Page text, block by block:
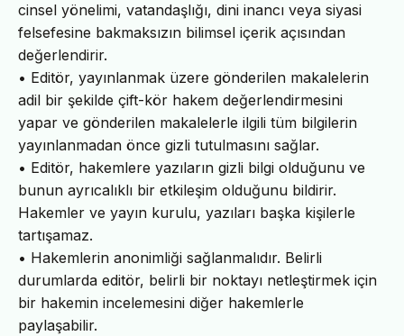
cinsel yönelimi, vatandaşlığı, dini inancı veya siyasi
felsefesine bakmaksızın bilimsel içerik açısından
değerlendirir.
• Editör, yayınlanmak üzere gönderilen makalelerin
adil bir şekilde çift-kör hakem değerlendirmesini
yapar ve gönderilen makalelerle ilgili tüm bilgilerin
yayınlanmadan önce gizli tutulmasını sağlar.
• Editör, hakemlere yazıların gizli bilgi olduğunu ve
bunun ayrıcalıklı bir etkileşim olduğunu bildirir.
Hakemler ve yayın kurulu, yazıları başka kişilerle
tartışamaz.
• Hakemlerin anonimliği sağlanmalıdır. Belirli
durumlarda editör, belirli bir noktayı netleştirmek için
bir hakemin incelemesini diğer hakemlerle
paylaşabilir.